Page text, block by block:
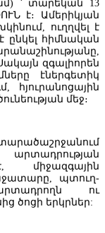
՝ տարեկան 13
է։ Ամերիկյան
ուղղվել է
ընկել հիմնական
զգալիորեն
էներգետիկ
մեջ։
արտադրության
միջազգային
պտուղ-
ու
ծոցի երկրներ: